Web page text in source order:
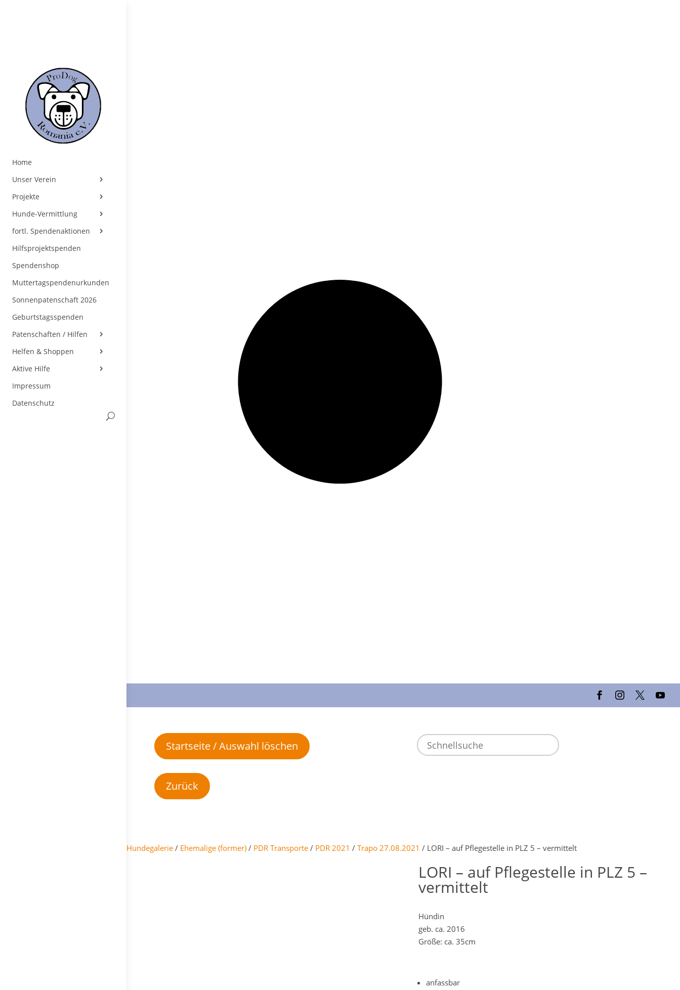
Startseite / Auswahl löschen
Home
Unser Verein
Projekte
Hunde-Vermittlung
fortl. Spendenaktionen
Hilfsprojektspenden
Spendenshop
Muttertagspendenurkunden
Sonnenpatenschaft 2026
Geburtstagsspenden
Patenschaften / Hilfen
Helfen & Shoppen
Aktive Hilfe
Impressum
Datenschutz
Hundegalerie / Ehemalige (former) / PDR Transporte / PDR 2021 / Trapo 27.08.2021 / LORI – auf Pflegestelle in PLZ 5 – vermittelt
LORI – auf Pflegestelle in PLZ 5 –
vermittelt
Hündin
geb. ca. 2016
Größe: ca. 35cm
anfassbar